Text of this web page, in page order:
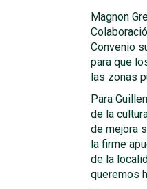
Magnon
Convenio
para que
las zonas
Para
de la
de mejora
la firme
de la
queremos